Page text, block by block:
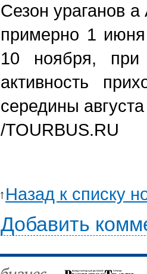
Сезон ураганов а
примерно 1
10 ноября, при
активность
середины
/TOURBUS.RU
Назад к списку
Добавить